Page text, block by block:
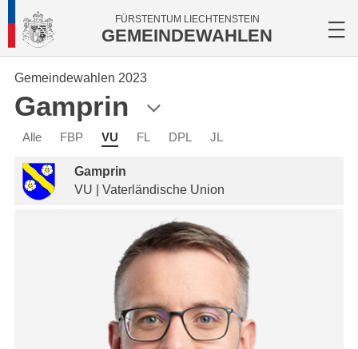
FÜRSTENTUM LIECHTENSTEIN
GEMEINDEWAHLEN
Gemeindewahlen 2023
Gamprin
Alle FBP VU FL DPL JL
Gamprin
VU | Vaterländische Union